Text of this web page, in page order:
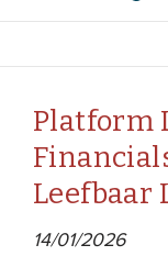
Platform
Leefbaar
14/01/2026